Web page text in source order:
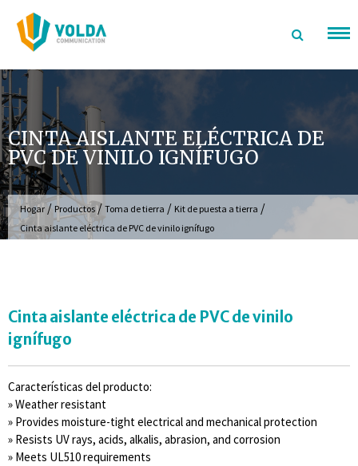
saltar
contenido
CINTA AISLANTE ELÉCTRICA DE
PVC DE VINILO IGNÍFUGO
Hogar / Productos/ Toma de tierra / Kit de puesta a tierra /
Cinta aislante eléctrica de PVC de vinilo ignífugo
Cinta aislante eléctrica de PVC de vinilo
ignífugo
Características del producto:
» Weather resistant
» Provides moisture-tight electrical and mechanical protection
» Resists UV rays, acids, alkalis, abrasion, and corrosion
» Meets UL510 requirements